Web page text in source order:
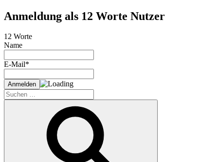
Anmeldung als 12 Worte Nutzer
12 Worte
Name
E-Mail*
Suche
nach: